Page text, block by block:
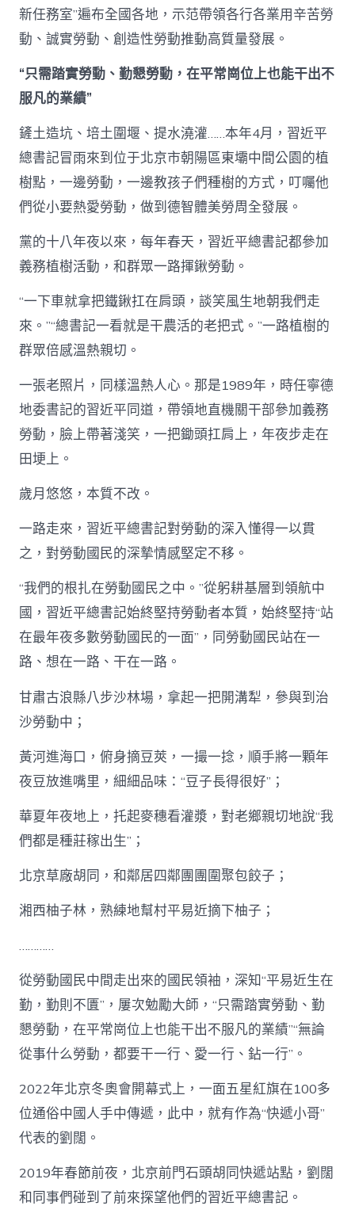
新任務室”遍布全國各地，示范帶領各行各業用辛苦勞
動、誠實勞動、創造性勞動推動高質量發展。
“只需踏實勞動、勤懇勞動，在平常崗位上也能干出不
服凡的業績”
鏟土造坑、培土圍堰、提水澆灌……本年4月，習近平
總書記冒雨來到位于北京市朝陽區東壩中間公園的植
樹點，一邊勞動，一邊教孩子們種樹的方式，叮囑他
們從小要熱愛勞動，做到德智體美勞周全發展。
黨的十八年夜以來，每年春天，習近平總書記都參加
義務植樹活動，和群眾一路揮鍬勞動。
“一下車就拿把鐵鍬扛在肩頭，談笑風生地朝我們走
來。”“總書記一看就是干農活的老把式。”一路植樹的
群眾倍感溫熱親切。
一張老照片，同樣溫熱人心。那是1989年，時任寧德
地委書記的習近平同道，帶領地直機關干部參加義務
勞動，臉上帶著淺笑，一把鋤頭扛肩上，年夜步走在
田埂上。
歲月悠悠，本質不改。
一路走來，習近平總書記對勞動的深入懂得一以貫
之，對勞動國民的深摯情感堅定不移。
“我們的根扎在勞動國民之中。”從躬耕基層到領航中
國，習近平總書記始終堅持勞動者本質，始終堅持“站
在最年夜多數勞動國民的一面”，同勞動國民站在一
路、想在一路、干在一路。
甘肅古浪縣八步沙林場，拿起一把開溝犁，參與到治
沙勞動中；
黃河進海口，俯身摘豆莢，一撮一捻，順手將一顆年
夜豆放進嘴里，細細品味：“豆子長得很好”；
華夏年夜地上，托起麥穗看灌漿，對老鄉親切地說“我
們都是種莊稼出生”；
北京草廠胡同，和鄰居四鄰團團圍聚包餃子；
湘西柚子林，熟練地幫村平易近摘下柚子；
…………
從勞動國民中間走出來的國民領袖，深知“平易近生在
勤，勤則不匱”，屢次勉勵大師，“只需踏實勞動、勤
懇勞動，在平常崗位上也能干出不服凡的業績”“無論
從事什么勞動，都要干一行、愛一行、鉆一行”。
2022年北京冬奧會開幕式上，一面五星紅旗在100多
位通俗中國人手中傳遞，此中，就有作為“快遞小哥”
代表的劉闊。
2019年春節前夜，北京前門石頭胡同快遞站點，劉闊
和同事們碰到了前來探望他們的習近平總書記。